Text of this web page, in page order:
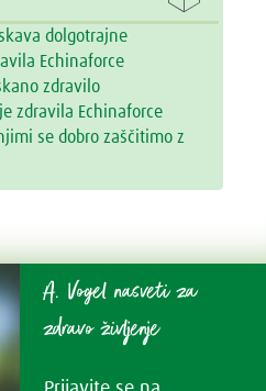
dolgotrajne
Echinaforce
zdravilo
zdravila Echinaforce
se dobro zaščitimo z
A. Vogel nasveti za
zdravo življenje